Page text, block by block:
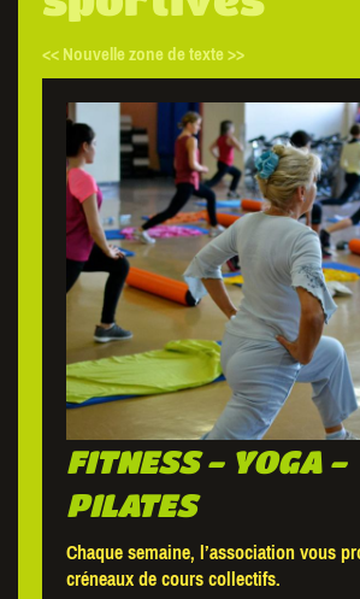
<< Nouvelle zone de texte >>
FITNESS - YOGA -
PILATES
Chaque semaine, l’association vous
créneaux de cours collectifs.